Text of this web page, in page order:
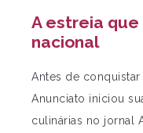
A estreia
nacional
Antes de
Anunciato iniciou
culinárias no jornal